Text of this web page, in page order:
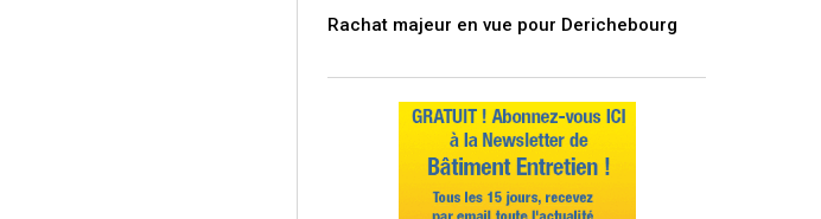
Rachat majeur en vue pour Derichebourg